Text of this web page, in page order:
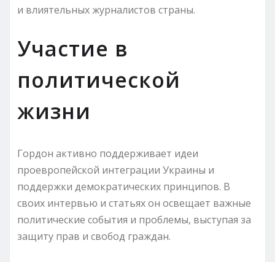
и влиятельных журналистов страны.
Участие в
политической
жизни
Гордон активно поддерживает идеи
проевропейской интеграции Украины и
поддержки демократических принципов. В
своих интервью и статьях он освещает важные
политические события и проблемы, выступая за
защиту прав и свобод граждан.